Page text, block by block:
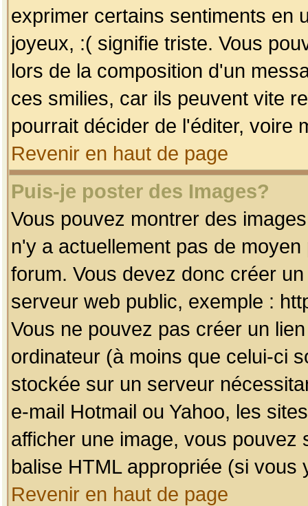
exprimer certains sentiments en
joyeux, :( signifie triste. Vous
lors de la composition d'un
ces smilies, car ils peuvent vite
pourrait décider de l'éditer, voire
Revenir en haut de page
Puis-je poster des Images?
Vous pouvez montrer des
n'y a actuellement pas de
forum. Vous devez donc créer
serveur web public, exemple :
Vous ne pouvez pas créer un
ordinateur (à moins que celui-ci
stockée sur un serveur
e-mail Hotmail ou Yahoo, les
afficher une image, vous pouvez
balise HTML appropriée (si vous
Revenir en haut de page